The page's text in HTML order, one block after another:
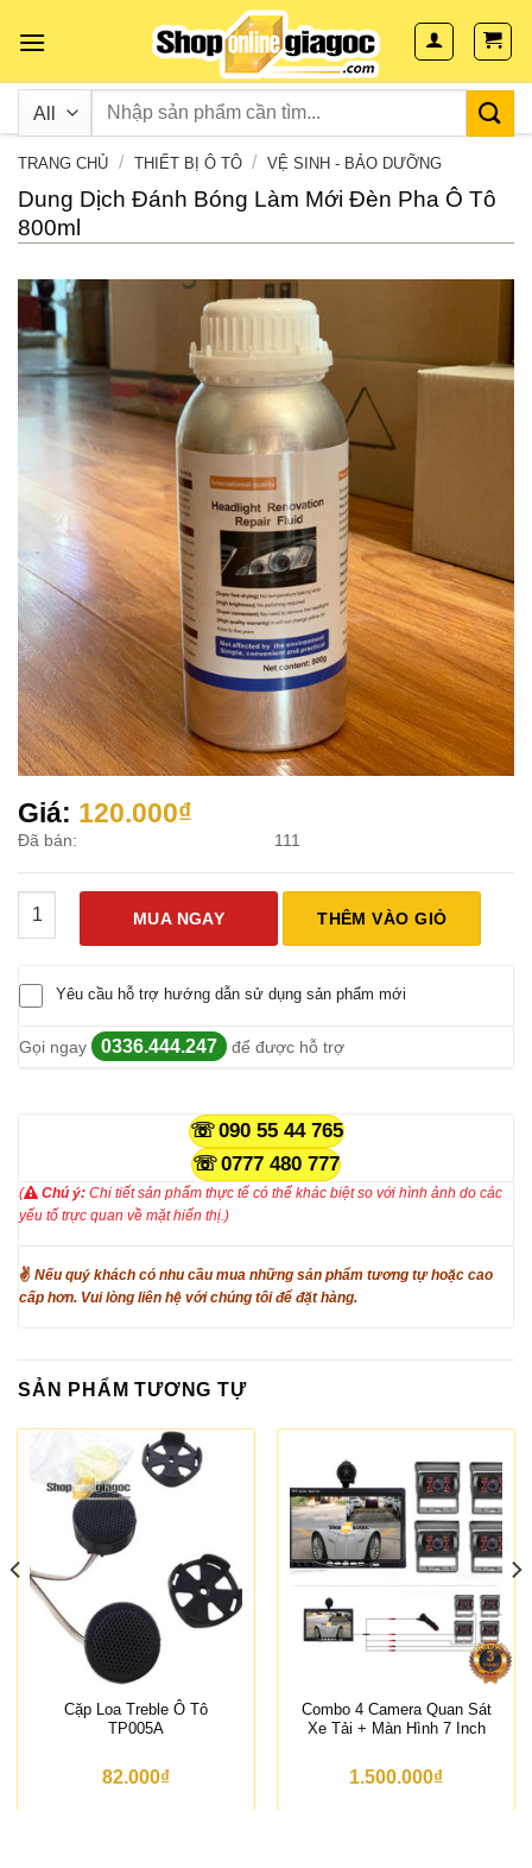
TRANG CHỦ / THIẾT BỊ Ô TÔ / VỆ SINH - BẢO DƯỠNG
Dung Dịch Đánh Bóng Làm Mới Đèn Pha Ô Tô
800ml
Giá: 120.000₫
Đã bán: 111
Dung Dịch Đánh Bóng Làm Mới Đèn Pha Ô Tô 800ml số lượng
MUA NGAY
THÊM VÀO GIỎ
Yêu cầu hỗ trợ hướng dẫn sử dụng sản phẩm mới
Gọi ngay 0336.444.247 để được hỗ trợ
090 55 44 765
0777 480 777
( Chú ý: Chi tiết sản phẩm thực tế có thể khác biệt so với hình ảnh do các
yếu tố trực quan về mặt hiển thị.)
✌ Nếu quý khách có nhu cầu mua những sản phẩm tương tự hoặc cao
cấp hơn. Vui lòng liên hệ với chúng tôi để đặt hàng.
SẢN PHẨM TƯƠNG TỰ
Cặp Loa Treble Ô Tô
TP005A
82.000₫
Combo 4 Camera Quan Sát
Xe Tải + Màn Hình 7 Inch
1.500.000₫